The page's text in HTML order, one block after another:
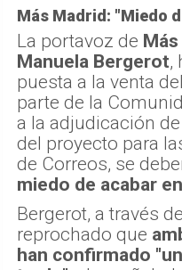
Más Madrid: "Miedo
La portavoz de
Manuela Bergerot,
puesta a la venta
parte de la
a la adjudicación
del proyecto para
de Correos, se
miedo de acabar
Bergerot, a través
reprochado que
han confirmado